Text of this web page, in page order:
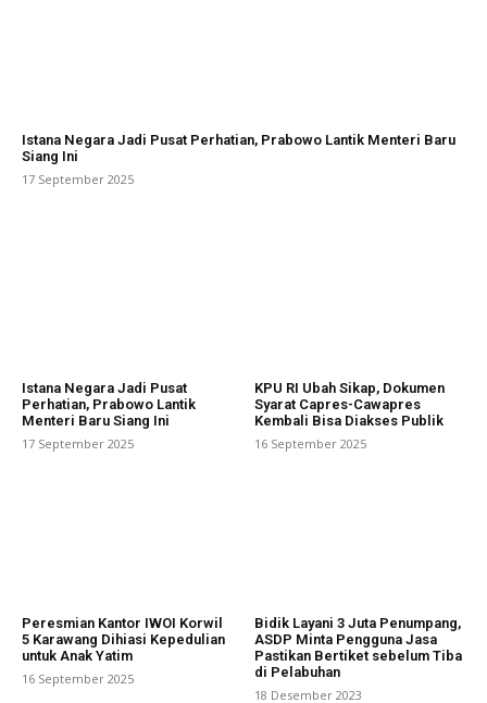
Istana Negara Jadi Pusat Perhatian, Prabowo Lantik Menteri Baru
Siang Ini
17 September 2025
Istana Negara Jadi Pusat
Perhatian, Prabowo Lantik
Menteri Baru Siang Ini
17 September 2025
KPU RI Ubah Sikap, Dokumen
Syarat Capres-Cawapres
Kembali Bisa Diakses Publik
16 September 2025
Peresmian Kantor IWOI Korwil
5 Karawang Dihiasi Kepedulian
untuk Anak Yatim
16 September 2025
Bidik Layani 3 Juta Penumpang,
ASDP Minta Pengguna Jasa
Pastikan Bertiket sebelum Tiba
di Pelabuhan
18 Desember 2023